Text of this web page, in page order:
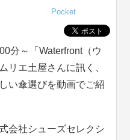
Pocket
分～「Waterfront（ウ
リエ土屋さんに訊く、
い傘選びを動画でご紹
会社シューズセレクシ